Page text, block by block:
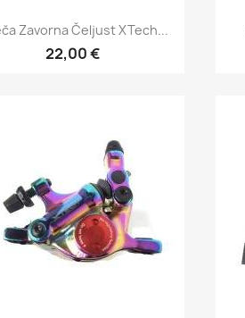
Hitri ogled
Zavorna Čeljust XTech...
22,00 €